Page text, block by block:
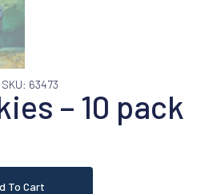
SKU: 63473
– 10 pack
To Cart